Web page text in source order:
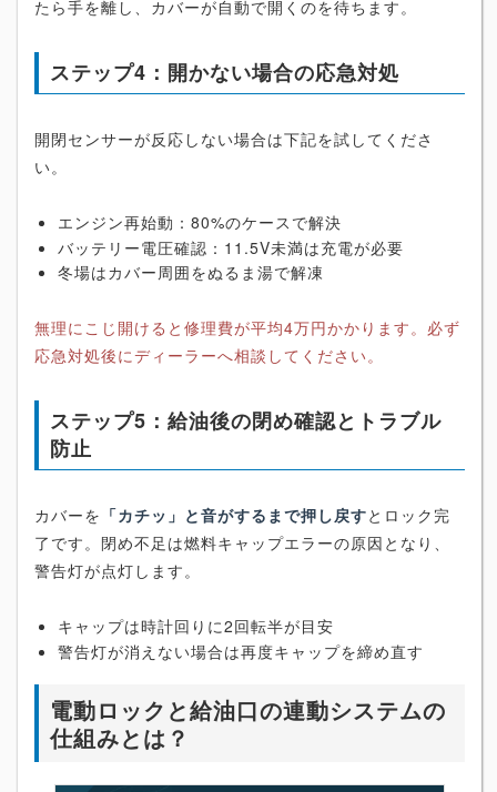
たら手を離し、カバーが自動で開くのを待ちます。
ステップ4：開かない場合の応急対処
開閉センサーが反応しない場合は下記を試してくださ
い。
エンジン再始動：80%のケースで解決
バッテリー電圧確認：11.5V未満は充電が必要
冬場はカバー周囲をぬるま湯で解凍
無理にこじ開けると修理費が平均4万円かかります。必ず
応急対処後にディーラーへ相談してください。
ステップ5：給油後の閉め確認とトラブル
防止
カバーを 「カチッ」と音がするまで押し戻すとロック完
了です。閉め不足は燃料キャップエラーの原因となり、
警告灯が点灯します。
キャップは時計回りに2回転半が目安
警告灯が消えない場合は再度キャップを締め直す
電動ロックと給油口の連動システムの
仕組みとは？